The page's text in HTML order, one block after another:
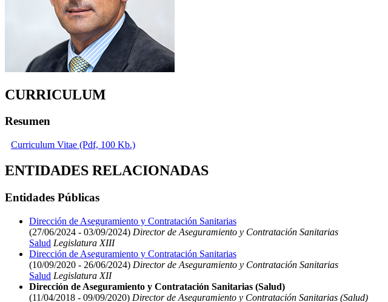
CURRICULUM
Resumen
Curriculum Vitae (Pdf, 100 Kb.)
ENTIDADES RELACIONADAS
Entidades Públicas
Dirección de Aseguramiento y Contratación Sanitarias
(27/06/2024 - 03/09/2024) Director de Aseguramiento y Contratación Sanitarias
Salud Legislatura XIII
Dirección de Aseguramiento y Contratación Sanitarias
(10/09/2020 - 26/06/2024) Director de Aseguramiento y Contratación Sanitarias
Salud Legislatura XII
Dirección de Aseguramiento y Contratación Sanitarias (Salud)
(11/04/2018 - 09/09/2020) Director de Aseguramiento y Contratación Sanitarias (Salud)